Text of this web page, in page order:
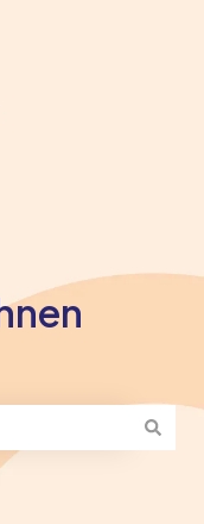
anzeigen
leer ist.